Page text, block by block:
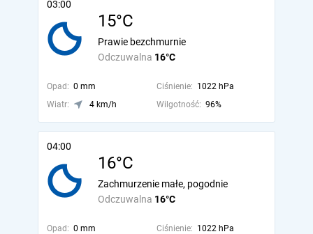
03:00
15°C
Odczuwalna 16°C
Prawie bezchmurnie
Opad: 0 mm Ciśnienie: 1022 hPa
Wiatr:
4 km/h Wilgotność: 96%
04:00
16°C
Odczuwalna 16°C
Zachmurzenie małe, pogodnie
Opad: 0 mm Ciśnienie: 1022 hPa